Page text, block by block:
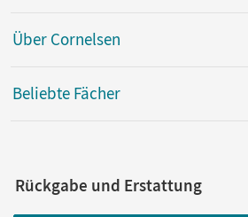
Über Cornelsen
Beliebte Fächer
Rückgabe und Erstattung